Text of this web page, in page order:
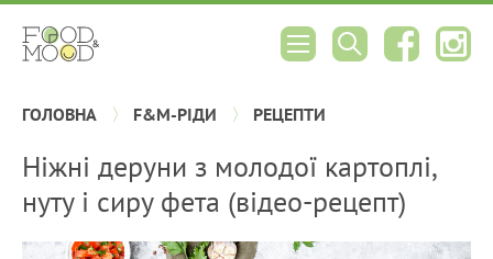
ГОЛОВНА F&M-РІДИ РЕЦЕПТИ
Ніжні деруни з молодої картоплі,
нуту і сиру фета (відео-рецепт)